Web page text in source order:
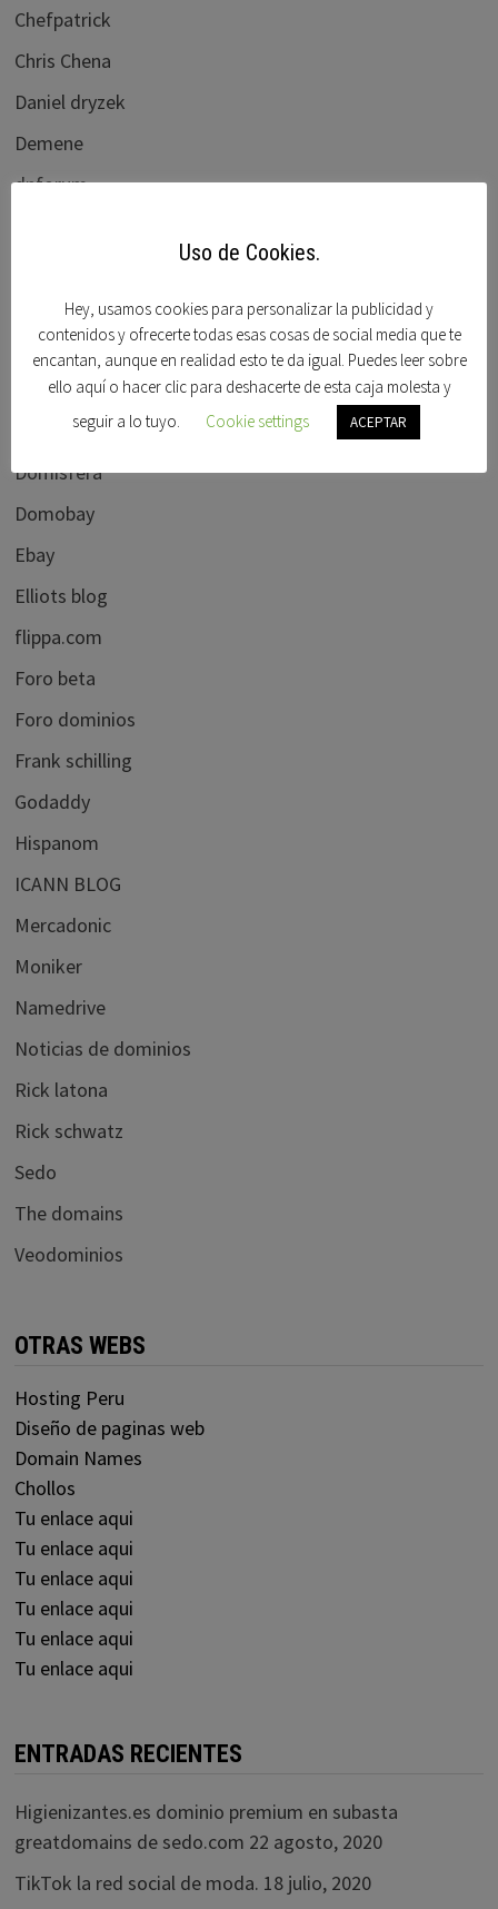
Chefpatrick
Chris Chena
Daniel dryzek
Demene
dnforum
Domaining
Dominios clave
Dominios en venta
Dominios Idn
Domisfera
Domobay
Ebay
Elliots blog
flippa.com
Foro beta
Foro dominios
Frank schilling
Godaddy
Hispanom
ICANN BLOG
Mercadonic
Moniker
Namedrive
Noticias de dominios
Rick latona
Rick schwatz
Sedo
The domains
Veodominios
OTRAS WEBS
Hosting Peru
Diseño de paginas web
Domain Names
Chollos
Tu enlace aqui
Tu enlace aqui
Tu enlace aqui
Tu enlace aqui
Tu enlace aqui
Tu enlace aqui
ENTRADAS RECIENTES
Higienizantes.es dominio premium en subasta
greatdomains de sedo.com 22 agosto, 2020
TikTok la red social de moda. 18 julio, 2020
Uso de Cookies.
Hey, usamos cookies para personalizar la publicidad y
contenidos y ofrecerte todas esas cosas de social media que te
encantan, aunque en realidad esto te da igual. Puedes leer sobre
ello aquí o hacer clic para deshacerte de esta caja molesta y
seguir a lo tuyo.
Cookie settings ACEPTAR